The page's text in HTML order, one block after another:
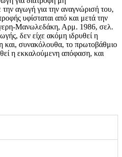
αγωγή για την αναγνώρισή του,
υφίσταται από και μετά την
Μανωλεδάκη, Αρμ. 1986, σελ.
δεν είχε ακόμη ιδρυθεί η
και, συνακόλουθα, το πρωτοβάθμιο
η εκκαλούμενη απόφαση, και